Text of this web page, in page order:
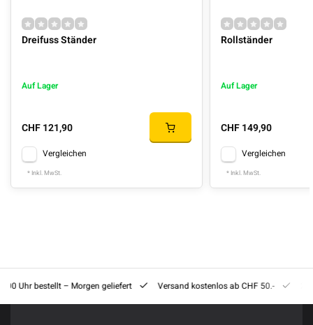
Dreifuss Ständer
Auf Lager
CHF 121,90
Vergleichen
* Inkl. MwSt.
Rollständer
Auf Lager
CHF 149,90
Vergleichen
* Inkl. MwSt.
Uhr bestellt – Morgen geliefert Versand kostenlos ab CHF 50.-